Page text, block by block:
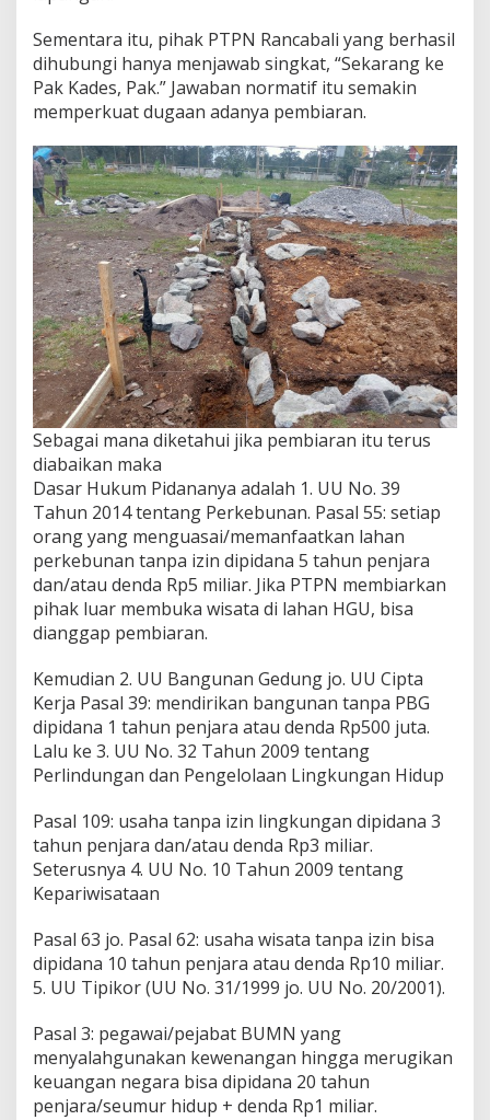
Sementara itu, pihak PTPN Rancabali yang berhasil
dihubungi hanya menjawab singkat, “Sekarang ke
Pak Kades, Pak.” Jawaban normatif itu semakin
memperkuat dugaan adanya pembiaran.
Sebagai mana diketahui jika pembiaran itu terus
diabaikan maka
Dasar Hukum Pidananya adalah 1. UU No. 39
Tahun 2014 tentang Perkebunan. Pasal 55: setiap
orang yang menguasai/memanfaatkan lahan
perkebunan tanpa izin dipidana 5 tahun penjara
dan/atau denda Rp5 miliar. Jika PTPN membiarkan
pihak luar membuka wisata di lahan HGU, bisa
dianggap pembiaran.
Kemudian 2. UU Bangunan Gedung jo. UU Cipta
Kerja Pasal 39: mendirikan bangunan tanpa PBG
dipidana 1 tahun penjara atau denda Rp500 juta.
Lalu ke 3. UU No. 32 Tahun 2009 tentang
Perlindungan dan Pengelolaan Lingkungan Hidup
Pasal 109: usaha tanpa izin lingkungan dipidana 3
tahun penjara dan/atau denda Rp3 miliar.
Seterusnya 4. UU No. 10 Tahun 2009 tentang
Kepariwisataan
Pasal 63 jo. Pasal 62: usaha wisata tanpa izin bisa
dipidana 10 tahun penjara atau denda Rp10 miliar.
5. UU Tipikor (UU No. 31/1999 jo. UU No. 20/2001).
Pasal 3: pegawai/pejabat BUMN yang
menyalahgunakan kewenangan hingga merugikan
keuangan negara bisa dipidana 20 tahun
penjara/seumur hidup + denda Rp1 miliar.